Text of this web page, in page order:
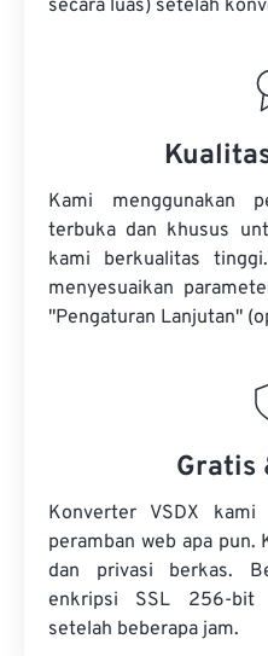
secara luas) setelah
Kami menggunakan
terbuka dan khusus
kami berkualitas
menyesuaikan
"Pengaturan Lanjutan"
Gratis
Konverter VSDX
peramban web apa pun.
dan privasi berkas.
enkripsi SSL 256-bit
setelah beberapa jam.